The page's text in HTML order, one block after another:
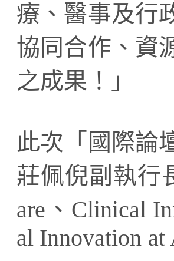
療、醫事及行
協同合作、資
之成果！」
此次「國際論
莊佩倪副執行
are、Clinical
al Innovation